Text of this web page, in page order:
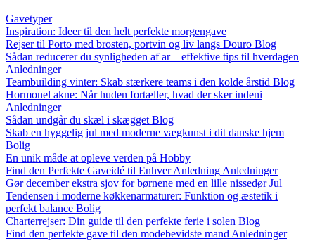
Gavetyper
Inspiration: Ideer til den helt perfekte morgengave
Rejser til Porto med brosten, portvin og liv langs Douro Blog
Sådan reducerer du synligheden af ar – effektive tips til hverdagen
Anledninger
Teambuilding vinter: Skab stærkere teams i den kolde årstid Blog
Hormonel akne: Når huden fortæller, hvad der sker indeni
Anledninger
Sådan undgår du skæl i skægget Blog
Skab en hyggelig jul med moderne vægkunst i dit danske hjem
Bolig
En unik måde at opleve verden på Hobby
Find den Perfekte Gaveidé til Enhver Anledning Anledninger
Gør december ekstra sjov for børnene med en lille nissedør Jul
Tendensen i moderne køkkenarmaturer: Funktion og æstetik i
perfekt balance Bolig
Charterrejser: Din guide til den perfekte ferie i solen Blog
Find den perfekte gave til den modebevidste mand Anledninger